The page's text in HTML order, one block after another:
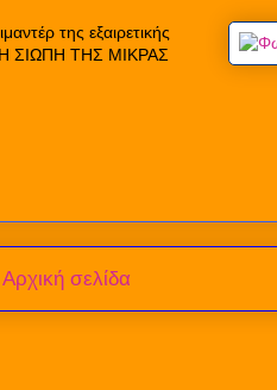
της εξαιρετικής
'Η ΣΙΩΠΗ ΤΗΣ ΜΙΚΡΑΣ
Αρχική σελίδα